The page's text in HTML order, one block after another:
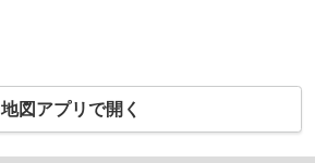
地図アプリで開く